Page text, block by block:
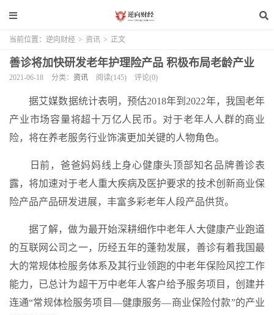
当前位置： 逆向财经 > 资讯 > 正文
善诊将加快研发老年护理险产品 积极布局老龄产业
2021-06-18 分类： 资讯 阅读(145) 评论(0)
据艾媒数据统计表明，预估2018年到2022年，我国老年
产业市场容量将超十万亿人民币。对于老年人人群的商业
险，将在养老服务行业饰演更加关键的人物角色。
日前，爸爸妈妈线上身心健康头顶部知名品牌善诊表
露，将加速对于老人重大疾病及医护要求的技术创新商业保
险产品产品研发进展，丰富多彩老年人段产品供货。
据了解，做为最开始深耕细作中老年人大健康产业跑道
的互联网公司之一，历经五年的蓬勃发展，善诊有着我国最
大的常规体检服务体系及其行业领跑的中老年保险风控工作
能力，已总计为超干万中老年人客户给予服务项目，创建并
连通“常规体检服务项目—健康服务—商业保险付款”的产业